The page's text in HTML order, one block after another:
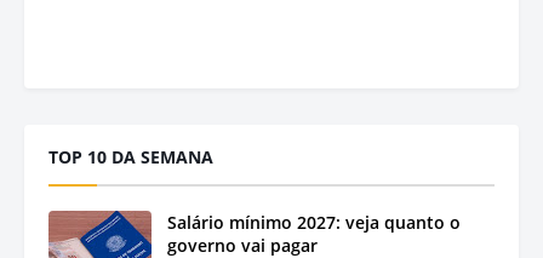
TOP 10 DA SEMANA
Salário mínimo 2027: veja quanto o
governo vai pagar